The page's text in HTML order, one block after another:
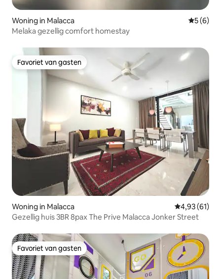
Woning in Malacca
5 (6)
Melaka gezellig comfort homestay
Favoriet van gasten
Favoriet van gasten
Woning in Malacca Gemiddelde
4,93 (61)
Gezellig huis 3BR 8pax The Prive Malacca Jonker Street
Favoriet van gasten
Favoriet van gasten